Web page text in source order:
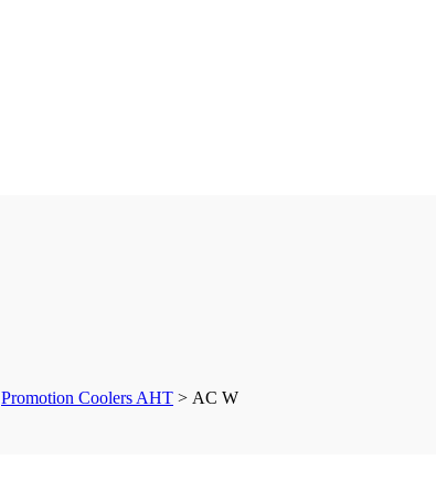
Promotion Coolers AHT > AC W